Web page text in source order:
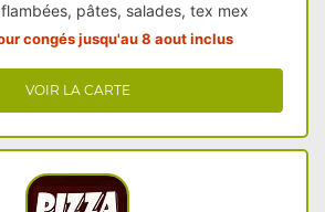
pâtes, salades, tex mex
congés jusqu'au 8 aout inclus
VOIR LA CARTE